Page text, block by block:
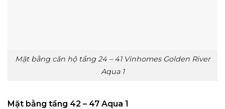
Mặt bằng căn hộ tầng 24 – 41 Vinhomes Golden River
Aqua 1
Mặt bằng tầng 42 – 47 Aqua 1